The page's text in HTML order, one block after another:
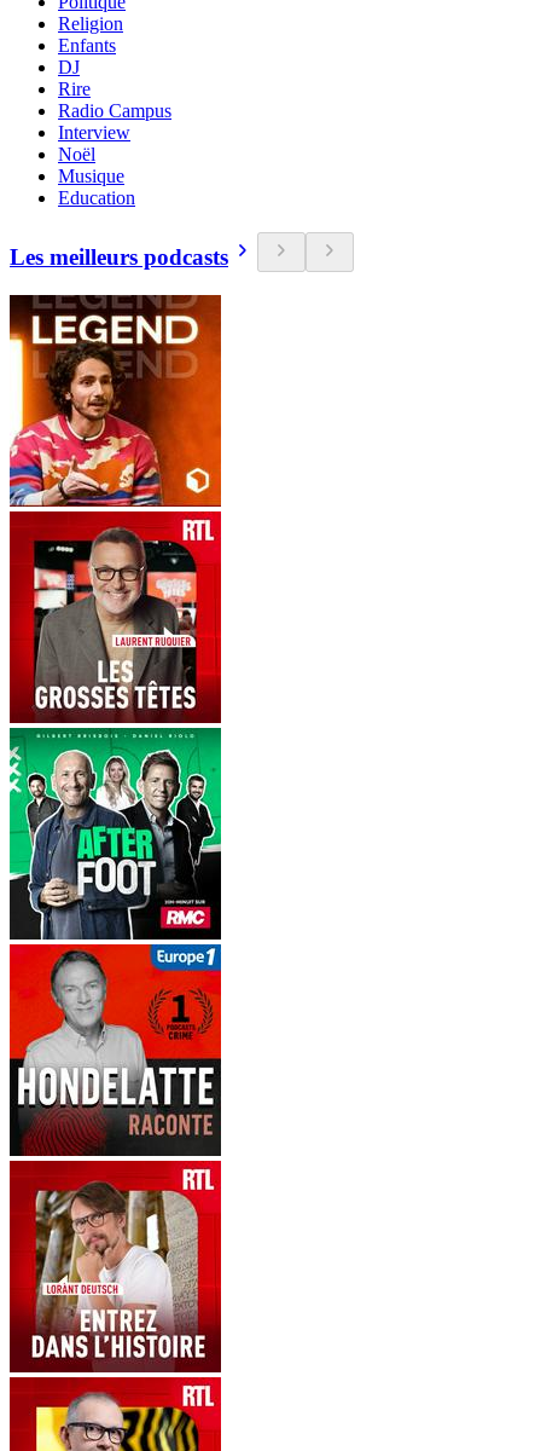
Religion
Enfants
DJ
Rire
Radio Campus
Interview
Noël
Musique
Education
Les meilleurs podcasts